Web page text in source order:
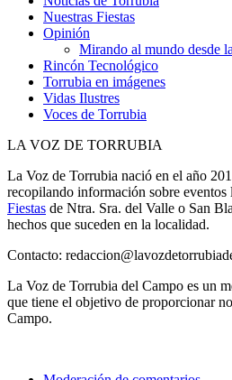
Nuestras Fiestas
Opinión
Mirando al mundo desde
Rincón Tecnológico
Torrubia en imágenes
Vidas Ilustres
Voces de Torrubia
LA VOZ DE TORRUBIA
La Voz de Torrubia nació en el año
recopilando información sobre eventos
Fiestas de Ntra. Sra. del Valle o San
hechos que suceden en la localidad.
Contacto:
La Voz de Torrubia del Campo es un
que tiene el objetivo de proporcionar
Campo.